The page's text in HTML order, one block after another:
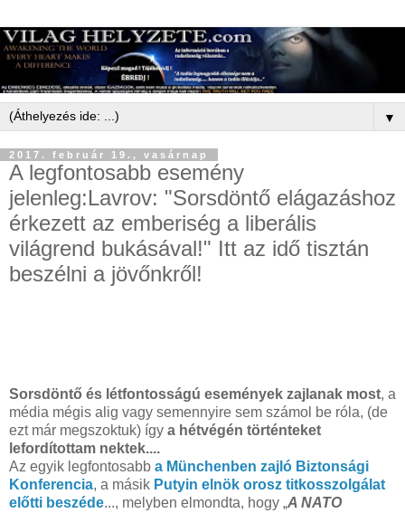
▼
2017. február 19., vasárnap
A legfontosabb esemény
jelenleg:Lavrov: "Sorsdöntő elágazáshoz
érkezett az emberiség a liberális
világrend bukásával!" Itt az idő tisztán
beszélni a jövőnkről!
Sorsdöntő és létfontosságú események zajlanak most, a
média mégis alig vagy semennyire sem számol be róla, (de
ezt már megszoktuk) így a hétvégén történteket
lefordítottam nektek....
Az egyik legfontosabb a Münchenben zajló Biztonsági
Konferencia, a másik Putyin elnök orosz titkosszolgálat
előtti beszéde..., melyben elmondta, hogy „A NATO